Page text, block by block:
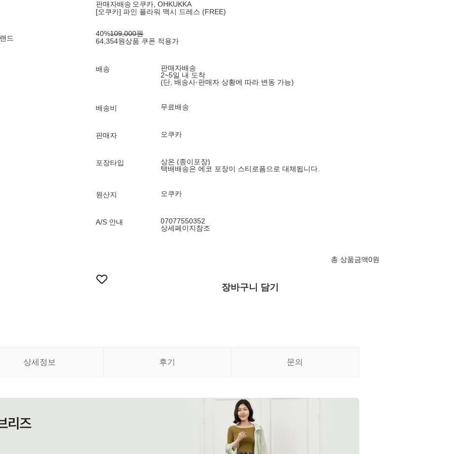
드
판매자배송 오쿠카, OHKUKKA
[오쿠카] 파인 플라워 맥시 드레스 (FREE)
40%109,000원
64,354원상품 쿠폰 적용가
배송
판매자배송
2~5일 내 도착
(단, 배송사·판매자 상황에 따라 변동 가능)
배송비 무료배송
판매자 오쿠카
포장타입
상온 (종이포장)
택배배송은 에코 포장이 스티로폼으로 대체됩니다.
원산지 오쿠카
A/S 안내
07077550352
상세페이지참조
총 상품금액0원
장바구니 담기
상세정보 후기 문의